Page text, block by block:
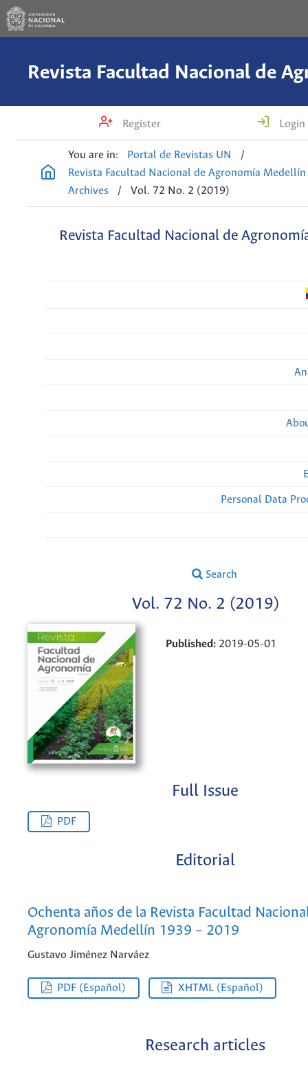
Register Login
You are in: Portal de Revistas UN
/
Revista Facultad Nacional de Agronomía Medellín
Archives
/ Vol. 72 No. 2 (2019)
Revista Facultad Nacional de
Personal Data
Search
Vol. 72 No. 2 (2019)
Published: 2019-05-01
Full Issue
PDF
Editorial
Ochenta años de la Revista Facultad
Agronomía Medellín 1939 – 2019
Gustavo Jiménez Narváez
PDF (Español) XHTML (Español)
Research articles